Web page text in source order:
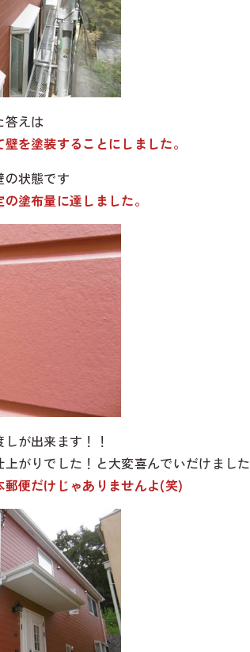
答えは
を塗装することにしました。
の状態です
塗布量に達しました。
が出来ます！！
上がりでした！と大変喜んでいだけました
便だけじゃありませんよ(笑)